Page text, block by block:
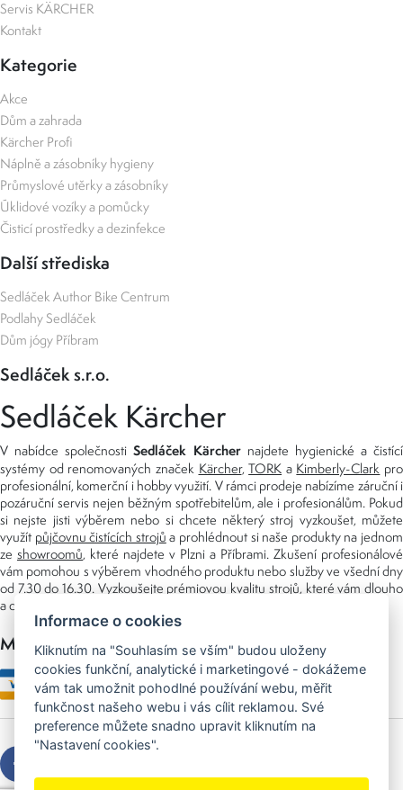
Servis KÄRCHER
Kontakt
Kategorie
Akce
Dům a zahrada
Kärcher Profi
Náplně a zásobníky hygieny
Průmyslové utěrky a zásobníky
Úklidové vozíky a pomůcky
Čisticí prostředky a dezinfekce
Další střediska
Sedláček Author Bike Centrum
Podlahy Sedláček
Dům jógy Příbram
Sedláček s.r.o.
Sedláček Kärcher
V nabídce společnostiSedláček Kärchernajdete hygienické a čistící
systémy od renomovaných značek Kärcher,TORK a Kimberly-Clark pro
profesionální, komerční i hobby využití. V rámci prodeje nabízíme záruční i
pozáruční servis nejen běžným spotřebitelům, ale i profesionálům. Pokud
si nejste jisti výběrem nebo si chcete některý stroj vyzkoušet, můžete
využít půjčovnu čistících strojů a prohlédnout si naše produkty na jednom
ze showroomů, které najdete v Plzni a Příbrami. Zkušení profesionálové
vám pomohou s výběrem vhodného produktu nebo služby ve všední dny
od 7.30 do 16.30. Vyzkoušejte prémiovou kvalitu strojů, které vám dlouho
a dobře poslouží nejen doma, ale i v zaměstnání.
Možnosti platby
Informace o cookies
Kliknutím na "Souhlasím se vším" budou uloženy
cookies funkční, analytické i marketingové - dokážeme
vám tak umožnit pohodlné používání webu, měřit
funkčnost našeho webu i vás cílit reklamou. Své
preference můžete snadno upravit kliknutím na
"Nastavení cookies".